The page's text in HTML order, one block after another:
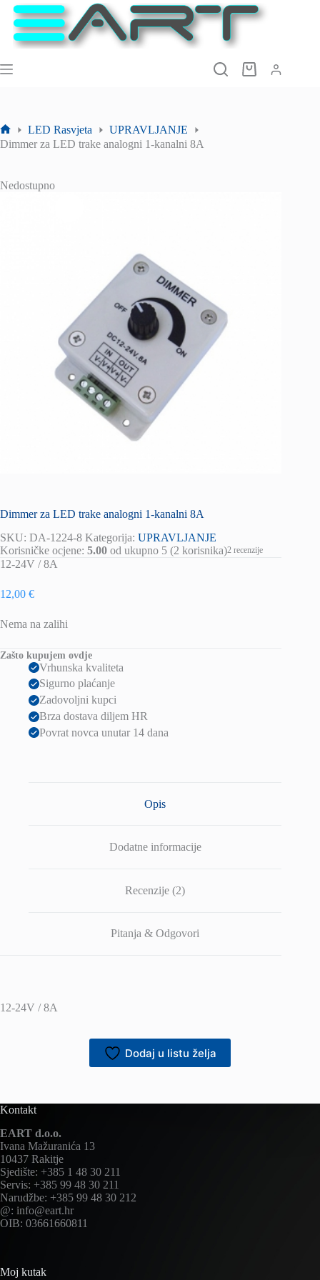
Preskoči
sadržaj
Košarica
Početna
LED Rasvjeta
UPRAVLJANJE
Dimmer za LED trake analogni 1-kanalni 8A
Nedostupno
Dimmer za LED trake analogni 1-kanalni 8A
SKU: DA-1224-8 Kategorija: UPRAVLJANJE
Korisničke ocjene: 5.00 od ukupno 5 (2 korisnika)2 recenzije
12-24V / 8A
12,00 €
Nema na zalihi
Zašto kupujem ovdje
Vrhunska kvaliteta
Sigurno plaćanje
Zadovoljni kupci
Brza dostava diljem HR
Povrat novca unutar 14 dana
Opis
Dodatne informacije
Recenzije (2)
Pitanja & Odgovori
12-24V / 8A
Dodaj u listu želja
Kontakt
EART d.o.o.
Ivana Mažuranića 13
10437 Rakitje
Sjedište: +385 1 48 30 211
Servis: +385 99 48 30 211
Narudžbe: +385 99 48 30 212
@: info@eart.hr
OIB: 03661660811
Moj kutak